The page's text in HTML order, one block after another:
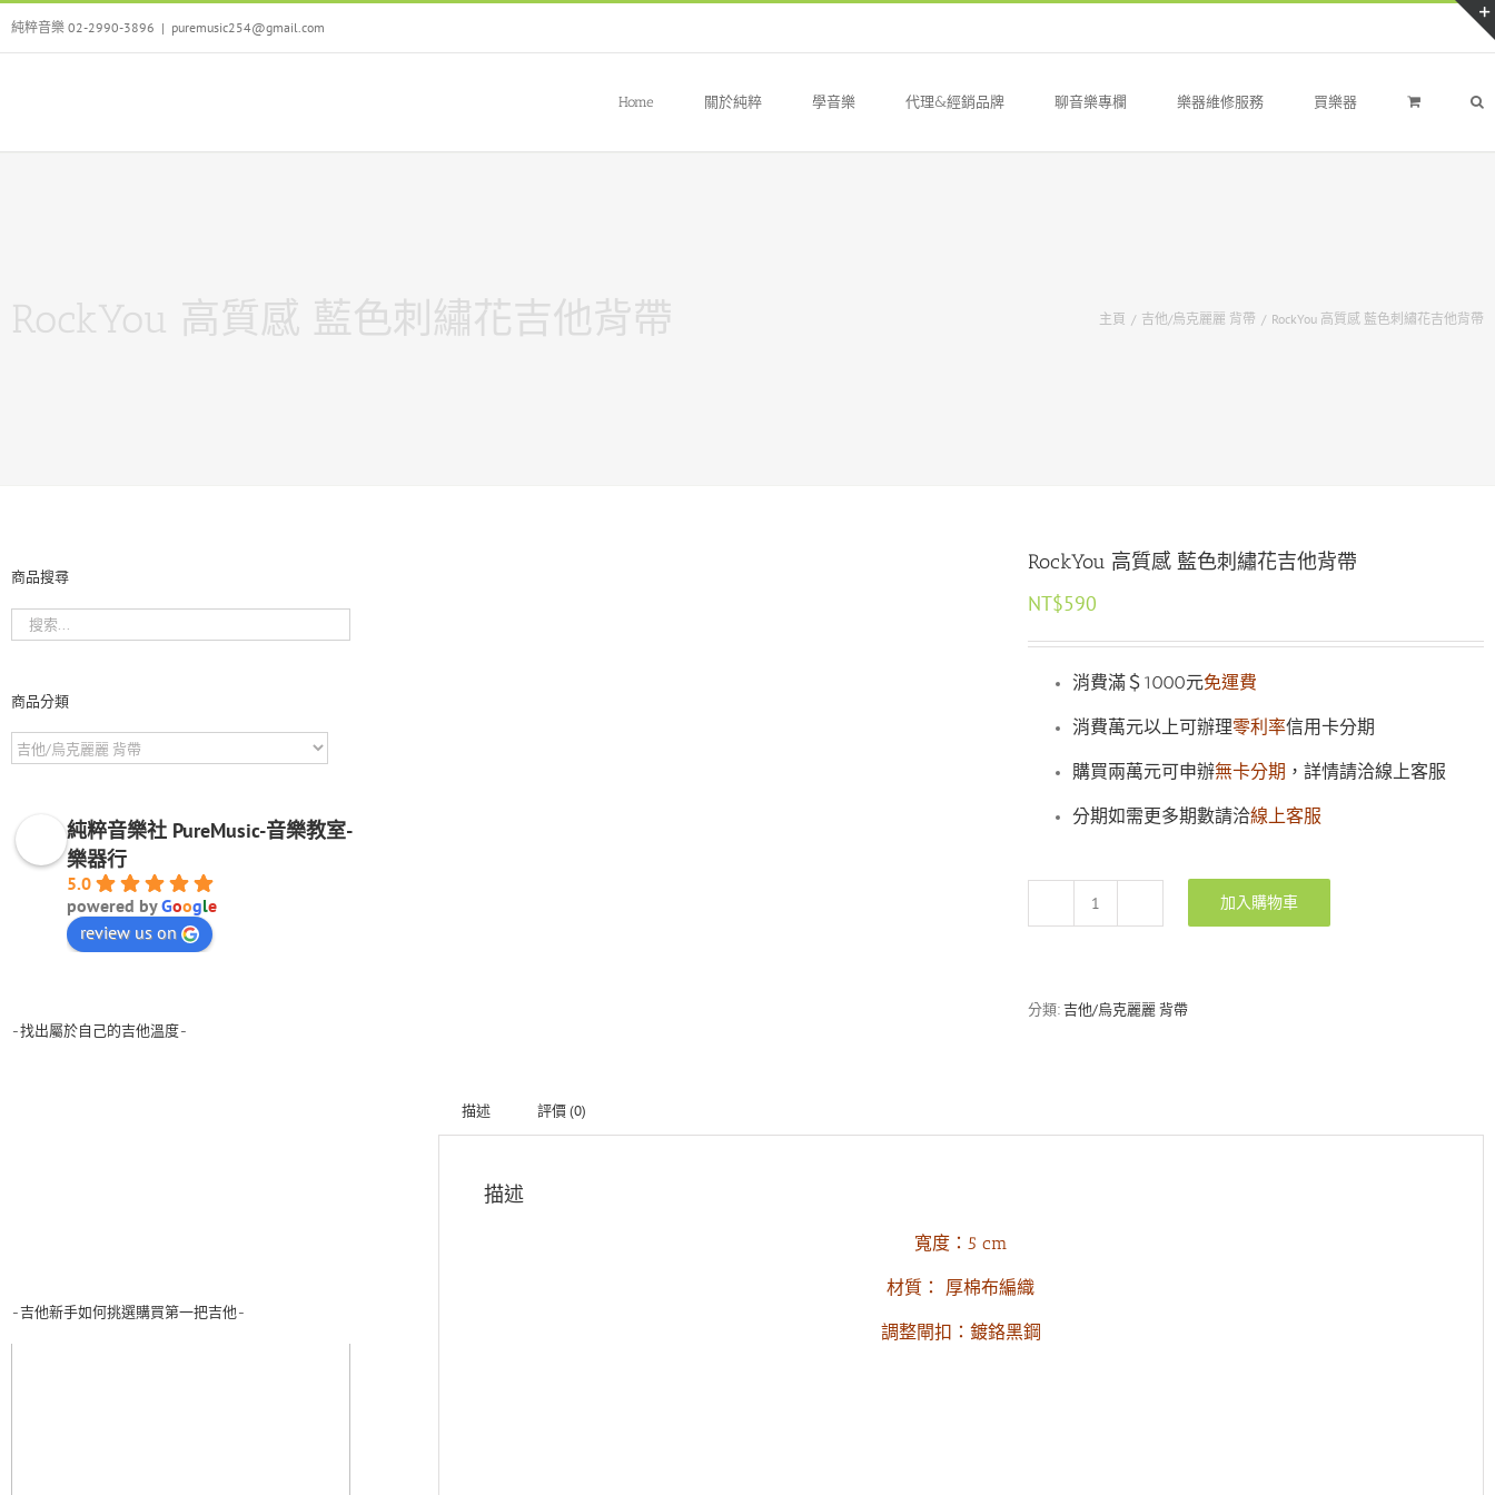
Skip
content
純粹音樂 02-2990-3896 | puremusic254@gmail.com
Home 關於純粹 學音樂 代理&經銷品牌 聊音樂專欄 樂器維修服務 買樂器
RockYou 高質感 藍色刺繡花吉他背帶 主頁 / 吉他/烏克麗麗 背帶 / RockYou 高質感 藍色刺繡花吉他背帶
RockYou 高質感 藍色刺繡花吉他背帶
NT$590
消費滿＄1000元免運費
消費萬元以上可辦理零利率信用卡分期
購買兩萬元可申辦無卡分期 ，詳情請洽線上客服
分期如需更多期數請洽線上客服
RockYou
藍
他
加入購物車
分類:吉他/烏克麗麗 背帶
描述 評價 (0)
描述
寬度：5 cm
材質： 厚棉布編織
調整閘扣：鍍鉻黑鋼
商品搜尋
商品分類
純粹音樂社 PureMusic-音樂教室-
樂器行
5.0
powered byGoogle
review us on
-找出屬於自己的吉他溫度-
-吉他新手如何挑選購買第一把吉他-